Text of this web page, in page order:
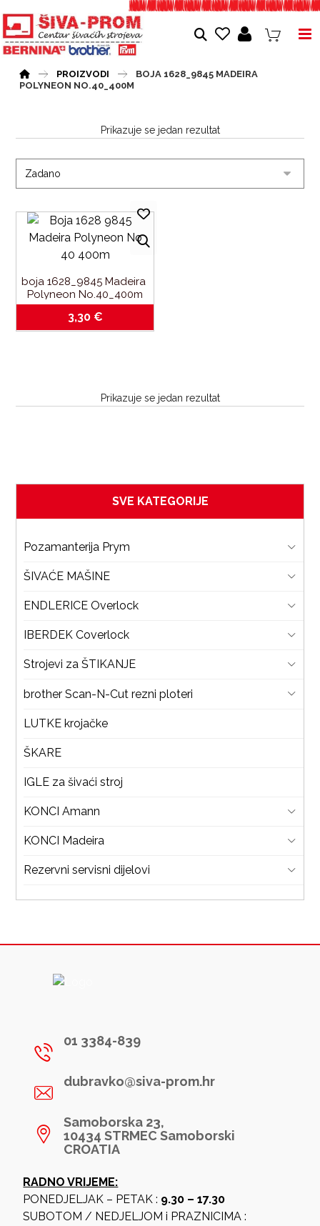
PROIZVODI
BOJA 1628_9845 MADEIRA
POLYNEON NO.40_400M
Prikazuje se jedan rezultat
boja 1628_9845 Madeira
Polyneon No.40_400m
3,30 €
Prikazuje se jedan rezultat
SVE KATEGORIJE
Pozamanterija Prym
ŠIVAĆE MAŠINE
ENDLERICE Overlock
IBERDEK Coverlock
Strojevi za ŠTIKANJE
brother Scan-N-Cut rezni ploteri
LUTKE krojačke
ŠKARE
IGLE za šivaći stroj
KONCI Amann
KONCI Madeira
Rezervni servisni dijelovi
01 3384-839
dubravko@siva-prom.hr
Samoborska 23,
10434 STRMEC Samoborski
CROATIA
RADNO VRIJEME:
PONEDJELJAK – PETAK : 9.30 – 17.30
SUBOTOM / NEDJELJOM i PRAZNICIMA :